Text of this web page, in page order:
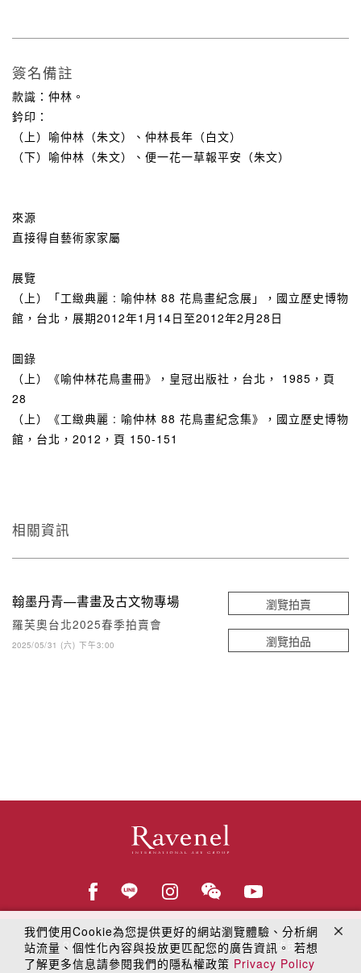
簽名備註
款識：仲林。
鈐印：
（上）喻仲林（朱文）、仲林長年（白文）
（下）喻仲林（朱文）、便一花一草報平安（朱文）
來源
直接得自藝術家家屬
展覽
（上）「工緻典麗 : 喻仲林 88 花鳥畫紀念展」，國立歷史博物
館，台北，展期2012年1月14日至2012年2月28日
圖錄
（上）《喻仲林花鳥畫冊》，皇冠出版社，台北， 1985，頁
28
（上）《工緻典麗 : 喻仲林 88 花鳥畫紀念集》，國立歷史博物
館，台北，2012，頁 150-151
相關資訊
翰墨丹青—書畫及古文物專場
羅芙奧台北2025春季拍賣會
2025/05/31 (六) 下午3:00
瀏覽拍賣
瀏覽拍品
© 2018羅芙奧藝術集團 線上隱私權保護政策
我們使用Cookie為您提供更好的網站瀏覽體驗、分析網
站流量、個性化內容與投放更匹配您的廣告資訊。 若想
了解更多信息請參閱我們的隱私權政策 Privacy Policy